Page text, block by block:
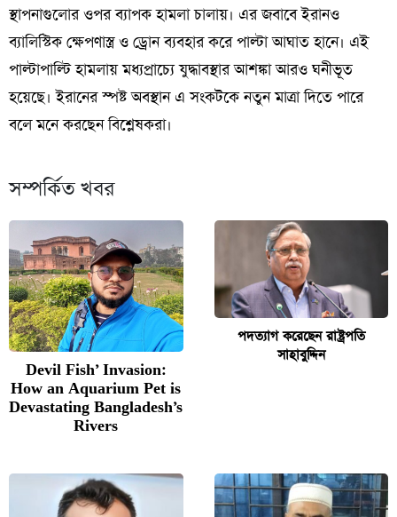
স্থাপনাগুলোর ওপর ব্যাপক হামলা চালায়। এর জবাবে ইরানও
ব্যালিস্টিক ক্ষেপণাস্ত্র ও ড্রোন ব্যবহার করে পাল্টা আঘাত হানে। এই
পাল্টাপাল্টি হামলায় মধ্যপ্রাচ্যে যুদ্ধাবস্থার আশঙ্কা আরও ঘনীভূত
হয়েছে। ইরানের স্পষ্ট অবস্থান এ সংকটকে নতুন মাত্রা দিতে পারে
বলে মনে করছেন বিশ্লেষকরা।
সম্পর্কিত খবর
Devil Fish’ Invasion:
How an Aquarium Pet is
Devastating Bangladesh’s
Rivers
পদত্যাগ করেছেন রাষ্ট্রপতি
সাহাবুদ্দিন